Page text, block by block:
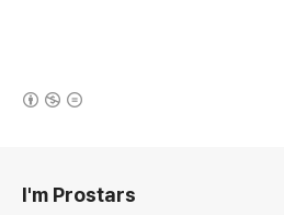
I'm Prostars